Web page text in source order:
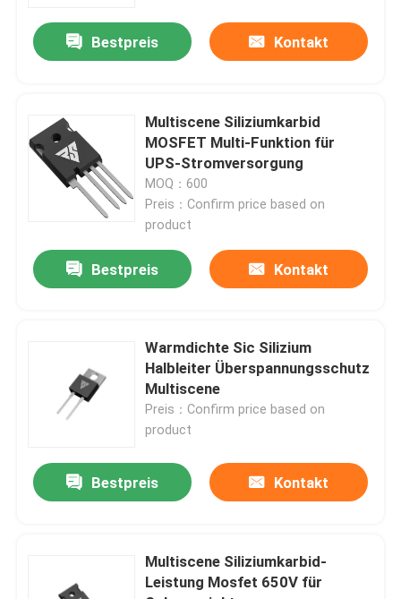
Bestpreis Kontakt
Multiscene Siliziumkarbid
MOSFET Multi-Funktion für
UPS-Stromversorgung
MOQ：600
Preis：Confirm price based on
product
Bestpreis Kontakt
Warmdichte Sic Silizium
Halbleiter Überspannungsschutz
Multiscene
Preis：Confirm price based on
product
Bestpreis Kontakt
Multiscene Siliziumkarbid-
Leistung Mosfet 650V für